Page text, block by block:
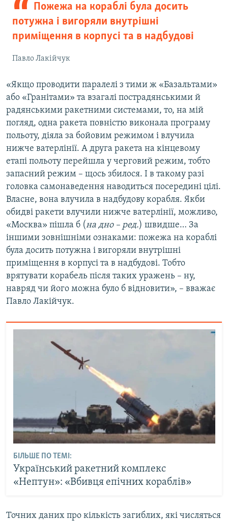
Пожежа на кораблі була досить
потужна і вигоряли внутрішні
приміщення в корпусі та в надбудові
Павло Лакійчук
«Якщо проводити паралелі з тими ж «Базальтами»
або «Гранітами» та взагалі пострадянськими й
радянськими ракетними системами, то, на мій
погляд, одна ракета повністю виконала програму
польоту, діяла за бойовим режимом і влучила
нижче ватерлінії. А друга ракета на кінцевому
етапі польоту перейшла у черговий режим, тобто
запасний режим – щось збилося. І в такому разі
головка самонаведення наводиться посередині цілі.
Власне, вона влучила в надбудову корабля. Якби
обидві ракети влучили нижче ватерлінії, можливо,
«Москва» пішла б (на дно – ред.) швидше… За
іншими зовнішніми ознаками: пожежа на кораблі
була досить потужна і вигоряли внутрішні
приміщення в корпусі та в надбудові. Тобто
врятувати корабель після таких уражень – ну,
навряд чи його можна було б відновити», – вважає
Павло Лакійчук.
БІЛЬШЕ ПО ТЕМІ:
Український ракетний комплекс
«Нептун»: «Вбивця епічних кораблів»
Точних даних про кількість загиблих, які числяться